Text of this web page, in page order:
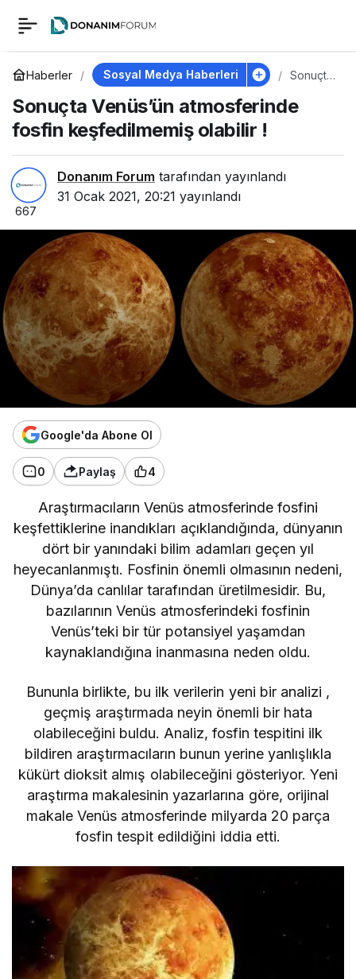
Haberler Sosyal Medya Haberleri
Sonuçta
n
atmosfer
keşfedil
Sonuçta Venüs’ün atmosferinde
fosfin keşfedilmemiş olabilir !
Donanım Forum tarafından yayınlandı
31 Ocak 2021, 20:21 yayınlandı
667
Google'da Abone Ol
0 Paylaş 4
Araştırmacıların Venüs atmosferinde fosfini
keşfettiklerine inandıkları açıklandığında, dünyanın
dört bir yanındaki bilim adamları geçen yıl
heyecanlanmıştı. Fosfinin önemli olmasının nedeni,
Dünya’da canlılar tarafından üretilmesidir. Bu,
bazılarının Venüs atmosferindeki fosfinin
Venüs’teki bir tür potansiyel yaşamdan
kaynaklandığına inanmasına neden oldu.
Bununla birlikte, bu ilk verilerin yeni bir analizi ,
geçmiş araştırmada neyin önemli bir hata
olabileceğini buldu. Analiz, fosfin tespitini ilk
bildiren araştırmacıların bunun yerine yanlışlıkla
kükürt dioksit almış olabileceğini gösteriyor. Yeni
araştırma makalesinin yazarlarına göre, orijinal
makale Venüs atmosferinde milyarda 20 parça
fosfin tespit edildiğini iddia etti.
Sonuçta Venüs’ün
atmosferinde fosfin
keşfedilmemiş
olabilir !